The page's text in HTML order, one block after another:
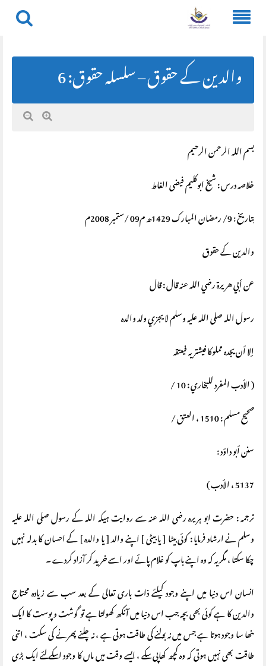
contentوالدین کے حقوق – سلسلہ حقوق: 6
بسم الله الرحمن الرحيم
خلاصہ درس : شیخ ابوکلیم فیضی الغاط
بتاریخ : 9/ رمضان المبارک 1429ھ م09 /ستمبر 2008م
والدین کے حقوق
عن أبي هريرة رضي الله عنه قال : قال
رسول الله صلى الله عليه وسلم لا يجزي ولد والده
إلا أن يجده مملوكا فيشتريه فيعتقه
( الأدب المفرد للبخاري : 10 /
صحيح مسلم : 1510 ، العتق /
سنن أبو داؤد :
5137 ، الأدب )
ترجمہ : حضرت ابو ہریرہ رضی اللہ عنہ سے روایت ہیکہ اللہ کے رسول صلی اللہ علیہ
وسلم نے ارشاد فرمایا : کوئی بیٹا [ یا بیٹی ] اپنے والد [ یا والدہ ] کے احسان کا بدلہ نہیں
چکا سکتا ، مگر یہ کہ وہ اپنے باپ کو غلام پائے اور اسے خرید کر آزاد کردے ۔
انسان اس دنیا میں اپنے وجود کیلئے ذات باری تعالی کے بعد سب سے زیادہ محتاج
والدین کا ہے کوئی بھی بچہ جب اس دنیا میں آنکھ کھولتا ہے تو گوشت و پوست کا ایک
ننھا سا وجود ہوتا ہے جس میں نہ بولنے کی طاقت ہوتی ہے ، نہ چلنے پھرنے کی سکت ، اتنی
طاقت بھی نہیں ہوتی کہ وہ کچھ کھاپی سکے ، ایسے وقت میں ماں کا وجود اسکے لئے ایک بڑی